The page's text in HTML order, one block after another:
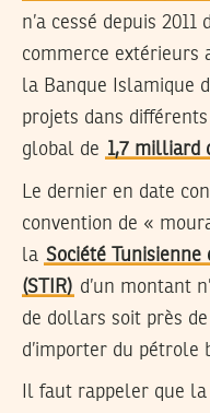
n’a cessé depuis
commerce extérieurs
la Banque Islamique
projets dans
global de 1,7 milliard
Le dernier en date
convention de «
la Société Tunisienne
(STIR) d’un montant
de dollars soit près
d’importer du
Il faut rappeler que